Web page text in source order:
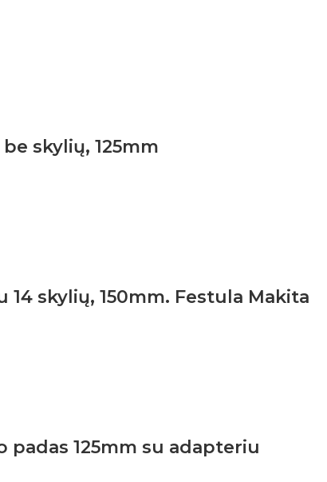
skylių, 125mm
skylių, 150mm. Festula Makita
padas 125mm su adapteriu